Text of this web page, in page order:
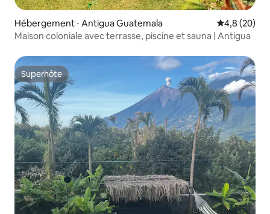
Hébergement ⋅ Antigua Guatemala Évaluation
4,8 (20)
Maison coloniale avec terrasse, piscine et sauna | Antigua
Superhôte
Superhôte